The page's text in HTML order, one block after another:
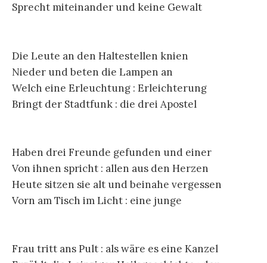
Sprecht miteinander und keine Gewalt
Die Leute an den Haltestellen knien
Nieder und beten die Lampen an
Welch eine Erleuchtung : Erleichterung
Bringt der Stadtfunk : die drei Apostel
Haben drei Freunde gefunden und einer
Von ihnen spricht : allen aus den Herzen
Heute sitzen sie alt und beinahe vergessen
Vorn am Tisch im Licht : eine junge
Frau tritt ans Pult : als wäre es eine Kanzel